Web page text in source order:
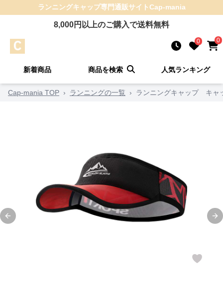
ランニングキャップ専門通販サイトCap-mania
8,000円以上のご購入で送料無料
0 0
新着商品 商品を検索 人気ランキング
Cap-mania TOP › ランニングの一覧 › ランニングキャップ キャ
Previous slide